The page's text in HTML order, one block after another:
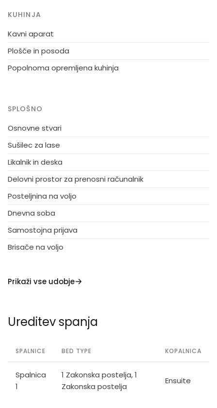
KUHINJA
Kavni aparat
Plošče in posoda
Popolnoma opremljena kuhinja
SPLOŠNO
Osnovne stvari
Sušilec za lase
Likalnik in deska
Delovni prostor za prenosni računalnik
Posteljnina na voljo
Dnevna soba
Samostojna prijava
Brisače na voljo
Prikaži vse udobje
Ureditev spanja
SPALNICE BED TYPE KOPALNICA
Spalnica
1
1 Zakonska postelja, 1
Zakonska postelja
Ensuite